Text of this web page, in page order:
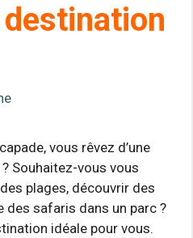
vous rêvez d’une
Souhaitez-vous vous
plages, découvrir des
safaris dans un parc ?
idéale pour vous.